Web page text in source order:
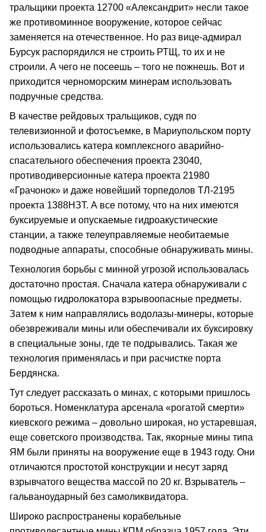
тральщики проекта 12700 «Александрит» несли такое
же противоминное вооружение, которое сейчас
заменяется на отечественное. Но раз вице-адмирал
Бурсук распорядился не строить РТЩ, то их и не
строили. А чего не посеешь – того не пожнешь. Вот и
приходится черноморским минерам использовать
подручные средства.
В качестве рейдовых тральщиков, судя по
телевизионной и фотосъемке, в Мариупольском порту
использовались катера комплексного аварийно-
спасательного обеспечения проекта 23040,
противодиверсионные катера проекта 21980
«Грачонок» и даже новейший торпедолов ТЛ-2195
проекта 1388НЗТ. А все потому, что на них имеются
буксируемые и опускаемые гидроакустические
станции, а также телеуправляемые необитаемые
подводные аппараты, способные обнаруживать мины.
Технология борьбы с минной угрозой использовалась
достаточно простая. Сначала катера обнаруживали с
помощью гидролокатора взрывоопасные предметы.
Затем к ним направлялись водолазы-минеры, которые
обезвреживали мины или обеспечивали их буксировку
в специальные зоны, где те подрывались. Такая же
технология применялась и при расчистке порта
Бердянска.
Тут следует рассказать о минах, с которыми пришлось
бороться. Номенклатура арсенала «рогатой смерти»
киевского режима – довольно широкая, но устаревшая,
еще советского производства. Так, якорные мины типа
ЯМ были приняты на вооружение еще в 1943 году. Они
отличаются простотой конструкции и несут заряд
взрывчатого вещества массой по 20 кг. Взрыватель –
гальваноударный без самоликвидатора.
Широко распространены корабельные